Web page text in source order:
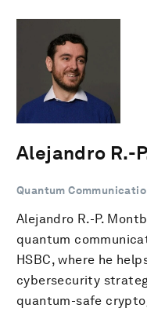
Alejandro R.-
Quantum
Alejandro R.-P.
quantum
HSBC, where he
cybersecurity
quantum-safe